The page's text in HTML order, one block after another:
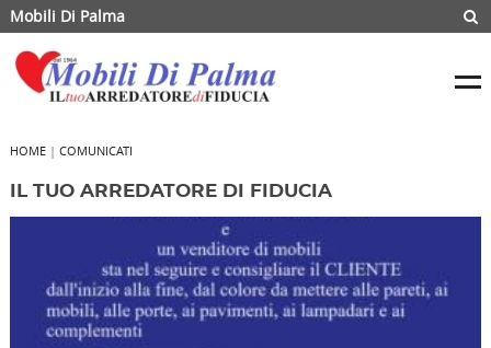
Mobili Di Palma
HOME| COMUNICATI
IL TUO ARREDATORE DI FIDUCIA